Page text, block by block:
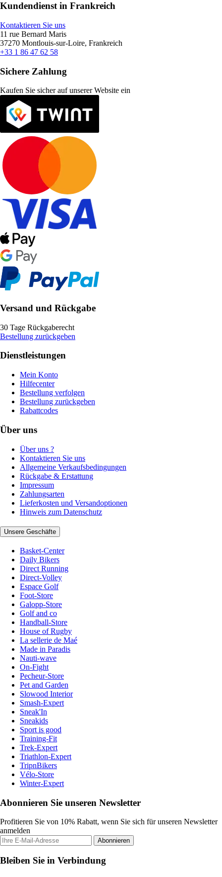
Kundendienst in Frankreich
Kontaktieren Sie uns
11 rue Bernard Maris
37270 Montlouis-sur-Loire, Frankreich
+33 1 86 47 62 58
Sichere Zahlung
Kaufen Sie sicher auf unserer Website ein
Versand und Rückgabe
30 Tage Rückgaberecht
Bestellung zurückgeben
Dienstleistungen
Mein Konto
Hilfecenter
Bestellung verfolgen
Bestellung zurückgeben
Rabattcodes
Über uns
Über uns ?
Kontaktieren Sie uns
Allgemeine Verkaufsbedingungen
Rückgabe & Erstattung
Impressum
Zahlungsarten
Lieferkosten und Versandoptionen
Hinweis zum Datenschutz
Unsere Geschäfte
Basket-Center
Daily Bikers
Direct Running
Direct-Volley
Espace Golf
Foot-Store
Galopp-Store
Golf and co
Handball-Store
House of Rugby
La sellerie de Maé
Made in Paradis
Nauti-wave
On-Fight
Pecheur-Store
Pet and Garden
Slowood Interior
Smash-Expert
Sneak'In
Sneakids
Sport is good
Training-Fit
Trek-Expert
Triathlon-Expert
TripnBikers
Vélo-Store
Winter-Expert
Abonnieren Sie unseren Newsletter
Profitieren Sie von 10% Rabatt, wenn Sie sich für unseren Newsletter
anmelden
Abonnieren
Bleiben Sie in Verbindung